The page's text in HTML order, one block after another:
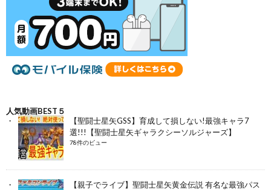
人気動画BEST５
【聖闘士星矢GSS】育成して損しない!最強キャラ7
選!!!【聖闘士星矢ギャラクシーソルジャーズ】
78件のビュー
【親子でライブ】聖闘士星矢黄金伝説 有名な最強パス